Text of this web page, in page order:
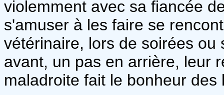
violemment avec sa fiancée
s'amuser à les faire se
vétérinaire, lors de soirées
avant, un pas en arrière, leur
maladroite fait le bonheur des